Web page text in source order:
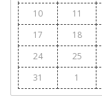
10
11
17
18
24
25
31
1